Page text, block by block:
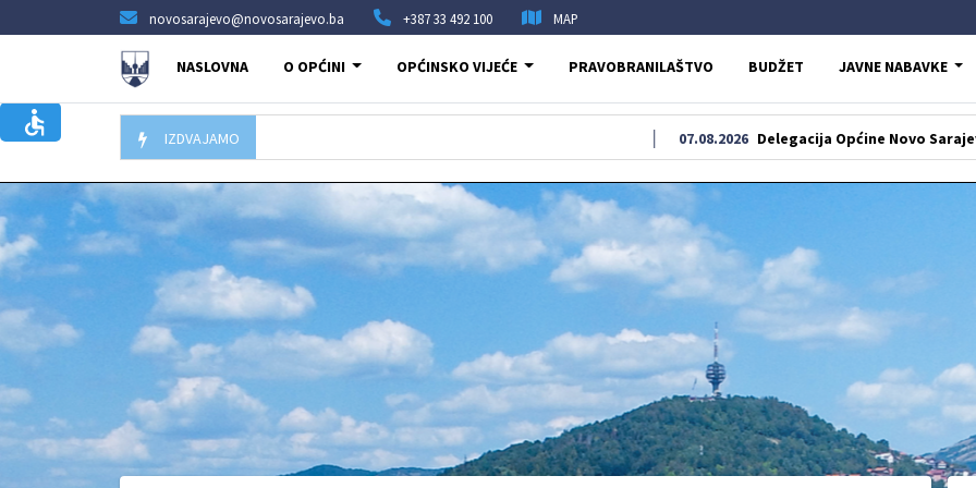
novosarajevo@novosarajevo.ba +387 33 492 100 MAP
NASLOVNA O OPĆINI OPĆINSKO VIJEĆE PRAVOBRANILAŠTVO BUDŽET JAVNE NABAVKE
IZDVAJAMO Delegacija Općine Novo Sarajevo odala